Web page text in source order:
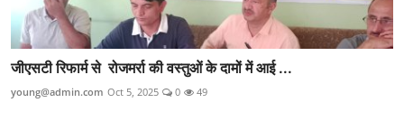
जीएसटी रिफार्म से रोजमर्रा की वस्तुओं के दामों में आई ...
young@admin.com Oct 5, 2025 0 49